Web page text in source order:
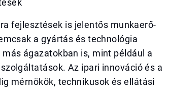
fejlesztések is jelentős munkaerő-
a gyártás és technológia
ágazatokban is, mint például a
Az ipari innováció és a
mérnökök, technikusok és ellátási